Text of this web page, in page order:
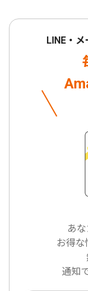
LINE・
あ
お得な
通知